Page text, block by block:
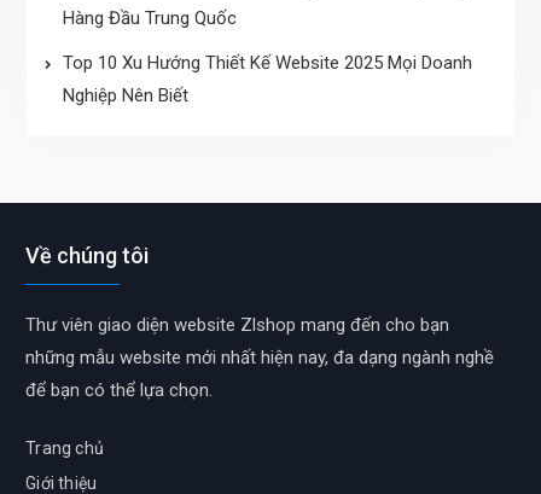
Hàng Đầu Trung Quốc
Top 10 Xu Hướng Thiết Kế Website 2025 Mọi Doanh
Nghiệp Nên Biết
Về chúng tôi
Thư viên giao diện website Zlshop mang đến cho bạn
những mẫu website mới nhất hiện nay, đa dạng ngành nghề
để bạn có thể lựa chọn.
Trang chủ
Giới thiệu